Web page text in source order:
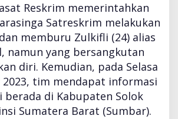
i
d
u
p
Reskrim memerintahkan
Satreskrim melakukan
memburu Zulkifli (24) alias
namun yang bersangkutan
diri. Kemudian, pada Selasa
2023, tim mendapat informasi
berada di Kabupaten Solok
Sumatera Barat (Sumbar).